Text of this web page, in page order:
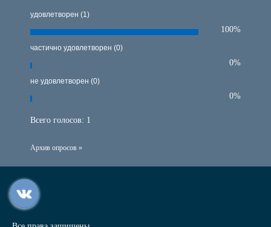
удовлетворен (1)
100%
частично удовлетворен (0)
0%
не удовлетворен (0)
0%
Всего голосов: 1
Архив опросов »